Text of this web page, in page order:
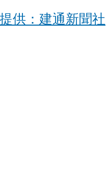
提供：建通新聞社